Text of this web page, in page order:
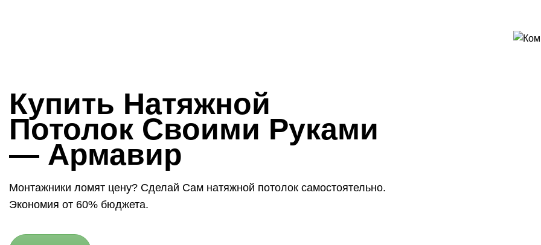
Купить Натяжной
Потолок Своими Руками
— Армавир
Монтажники ломят цену? Сделай Сам натяжной потолок самостоятельно.
Экономия от 60% бюджета.